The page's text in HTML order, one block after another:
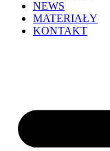
NEWS
MATERIAŁY
KONTAKT